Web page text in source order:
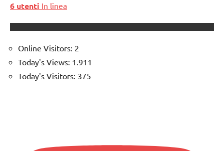
6 utenti In linea
Online Visitors: 2
Today's Views: 1.911
Today's Visitors: 375